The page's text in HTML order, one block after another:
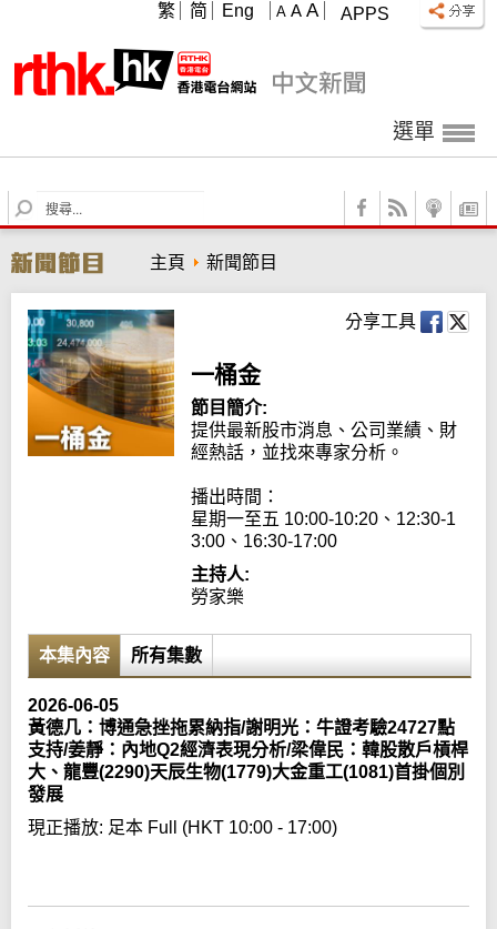
APPS
A A A
繁 简 Eng
選單
S
e
r
c
h
主頁 新聞節目
分享工具
一桶金
節目簡介:
提供最新股市消息、公司業績、財
經熱話，並找來專家分析。
播出時間：
星期一至五 10:00-10:20、12:30-1
3:00、16:30-17:00
主持人:
勞家樂
本集內容 所有集數
2026-06-05
黃德几：博通急挫拖累納指/謝明光：牛證考驗24727點
支持/姜靜：內地Q2經濟表現分析/梁偉民：韓股散戶槓桿
大、龍豐(2290)天辰生物(1779)大金重工(1081)首掛個別
發展
現正播放: 足本 Full (HKT 10:00 - 17:00)